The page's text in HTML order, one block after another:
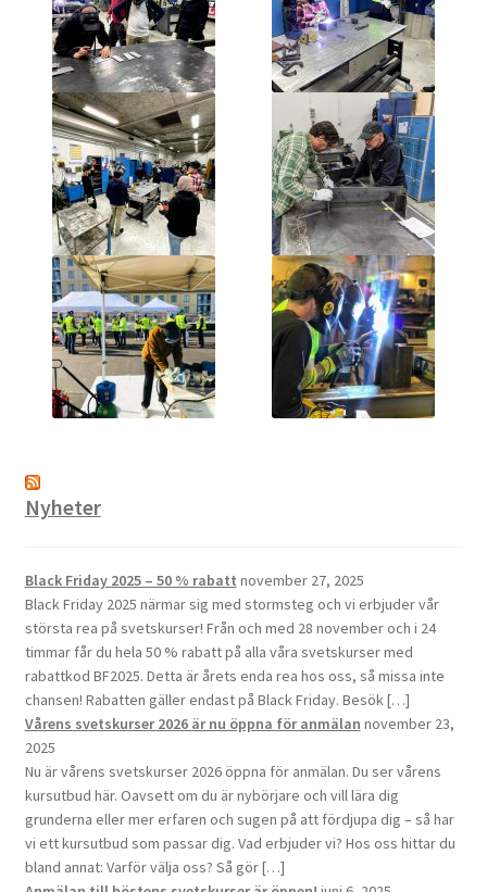
Nyheter
Black Friday 2025 – 50 % rabatt november 27, 2025
Black Friday 2025 närmar sig med stormsteg och vi erbjuder vår
största rea på svetskurser! Från och med 28 november och i 24
timmar får du hela 50 % rabatt på alla våra svetskurser med
rabattkod BF2025. Detta är årets enda rea hos oss, så missa inte
chansen! Rabatten gäller endast på Black Friday. Besök […]
Vårens svetskurser 2026 är nu öppna för anmälan november 23,
2025
Nu är vårens svetskurser 2026 öppna för anmälan. Du ser vårens
kursutbud här. Oavsett om du är nybörjare och vill lära dig
grunderna eller mer erfaren och sugen på att fördjupa dig – så har
vi ett kursutbud som passar dig. Vad erbjuder vi? Hos oss hittar du
bland annat: Varför välja oss? Så gör […]